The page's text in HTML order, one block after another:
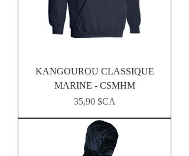
KANGOUROU CLASSIQUE
MARINE - CSMHM
Prix
35,90 $CA